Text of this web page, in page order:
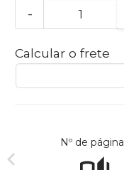
-
Calcular o frete
Nº de